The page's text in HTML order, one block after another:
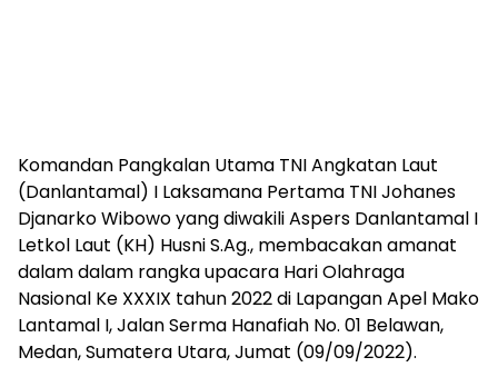
Komandan Pangkalan Utama TNI Angkatan Laut
(Danlantamal) I Laksamana Pertama TNI Johanes
Djanarko Wibowo yang diwakili Aspers Danlantamal I
Letkol Laut (KH) Husni S.Ag., membacakan amanat
dalam dalam rangka upacara Hari Olahraga
Nasional Ke XXXIX tahun 2022 di Lapangan Apel Mako
Lantamal I, Jalan Serma Hanafiah No. 01 Belawan,
Medan, Sumatera Utara, Jumat (09/09/2022).